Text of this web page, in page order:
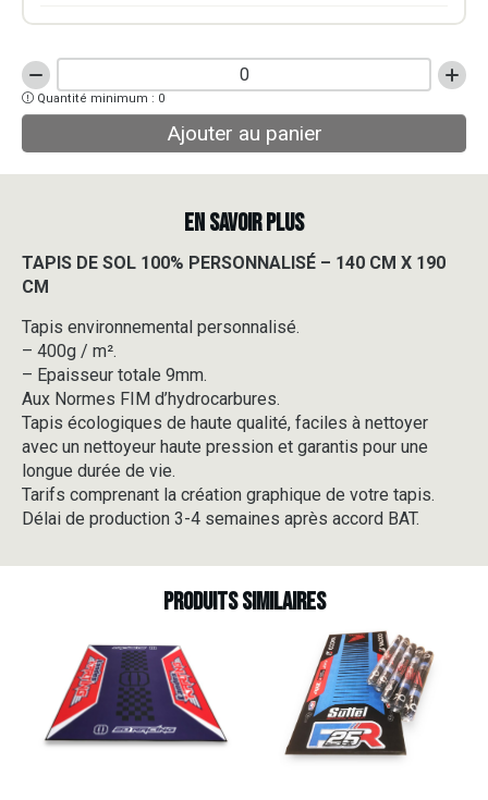
quantité
de
TAPIS
DE
CM
X
CM
Quantité minimum : 0
Ajouter au panier
EN SAVOIR PLUS
TAPIS DE SOL 100% PERSONNALISÉ – 140 CM X 190
CM
Tapis environnemental personnalisé.
– 400g / m².
– Epaisseur totale 9mm.
Aux Normes FIM d’hydrocarbures.
Tapis écologiques de haute qualité, faciles à nettoyer
avec un nettoyeur haute pression et garantis pour une
longue durée de vie.
Tarifs comprenant la création graphique de votre tapis.
Délai de production 3-4 semaines après accord BAT.
Produits similaires